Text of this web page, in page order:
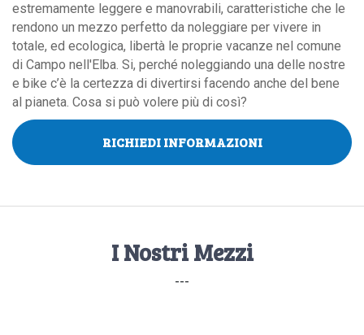
estremamente leggere e manovrabili, caratteristiche che le
rendono un mezzo perfetto da noleggiare per vivere in
totale, ed ecologica, libertà le proprie vacanze nel comune
di Campo nell'Elba. Si, perché noleggiando una delle nostre
e bike c’è la certezza di divertirsi facendo anche del bene
al pianeta. Cosa si può volere più di così?
RICHIEDI INFORMAZIONI
I Nostri Mezzi
---